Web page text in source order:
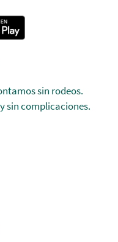
sin rodeos.
sin complicaciones.